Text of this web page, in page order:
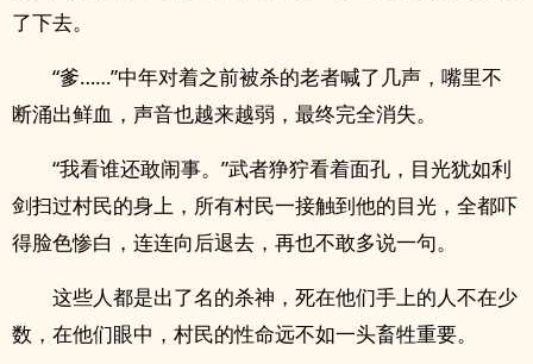
了下去。
“爹……”中年对着之前被杀的老者喊了几声，嘴里不
断涌出鲜血，声音也越来越弱，最终完全消失。
“我看谁还敢闹事。”武者狰狞看着面孔，目光犹如利
剑扫过村民的身上，所有村民一接触到他的目光，全都吓
得脸色惨白，连连向后退去，再也不敢多说一句。
这些人都是出了名的杀神，死在他们手上的人不在少
数，在他们眼中，村民的性命远不如一头畜牲重要。